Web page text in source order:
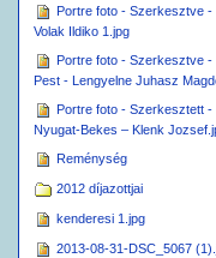
Portre foto - Szerkesztve
Volak Ildiko 1.jpg
Portre foto - Szerkesztve -
Pest - Lengyelne Juhasz
Portre foto - Szerkesztett -
Nyugat-Bekes – Klenk
Reménység
2012 díjazottjai
kenderesi 1.jpg
2013-08-31-DSC_5067